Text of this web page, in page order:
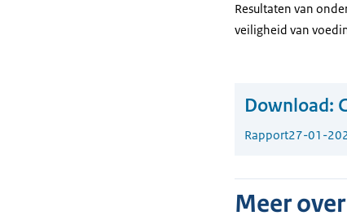
Resultaten van
veiligheid van
Download:
Rapport27-01-
Meer